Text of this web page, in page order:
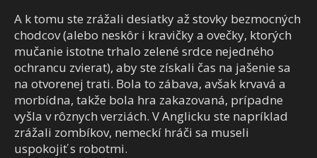
A k tomu ste zrážali desiatky až stovky bezmocných
chodcov (alebo neskôr i kravičky a ovečky, ktorých
mučanie istotne trhalo zelené srdce nejedného
ochrancu zvierat), aby ste získali čas na jašenie sa
na otvorenej trati. Bola to zábava, avšak krvavá a
morbídna, takže bola hra zakazovaná, prípadne
vyšla v rôznych verziách. V Anglicku ste napríklad
zrážali zombíkov, nemeckí hráči sa museli
uspokojiť s robotmi.